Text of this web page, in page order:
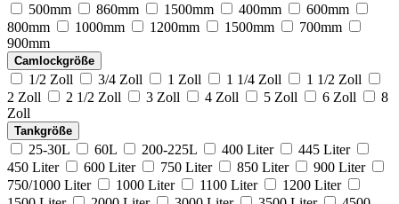
500mm
860mm 1500mm 400mm
600mm
800mm
1000mm 1200mm 1500mm
700mm
900mm
Camlockgröße
1/2 Zoll 3/4 Zoll 1 Zoll 1 1/4 Zoll
1 1/2 Zoll
2 Zoll
2 1/2 Zoll 3 Zoll 4 Zoll 5 Zoll 6 Zoll
8
Zoll
Tankgröße
25-30L 60L 200-225L 400 Liter
445 Liter
450 Liter
600 Liter 750 Liter 850 Liter
900 Liter
750/1000 Liter
1000 Liter 1100 Liter
1200 Liter